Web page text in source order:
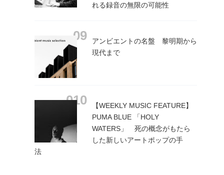
れる録音の無限の可能性
アンビエントの名盤 黎明期から
現代まで
【WEEKLY MUSIC FEATURE】
PUMA BLUE 「HOLY
WATERS」 死の概念がもたら
した新しいアートポップの手
法